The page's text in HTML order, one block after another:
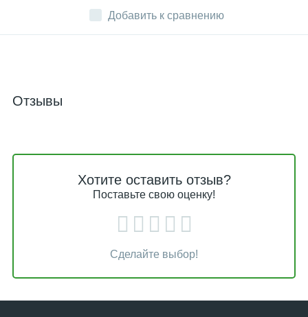
Добавить к сравнению
Отзывы
Хотите оставить отзыв?
Поставьте свою оценку!
Сделайте выбор!